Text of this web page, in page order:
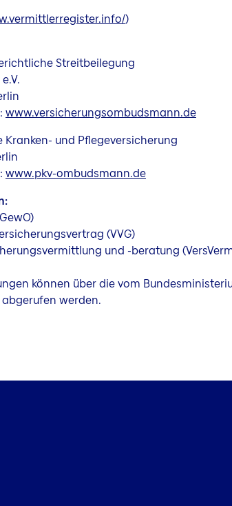
)
Streitbeilegung
www.versicherungsombudsmann.de
und Pflegeversicherung
www.pkv-ombudsmann.de
(VVG)
und -beratung
können über die vom
werden.